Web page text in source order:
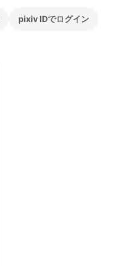
pixiv IDでログイン